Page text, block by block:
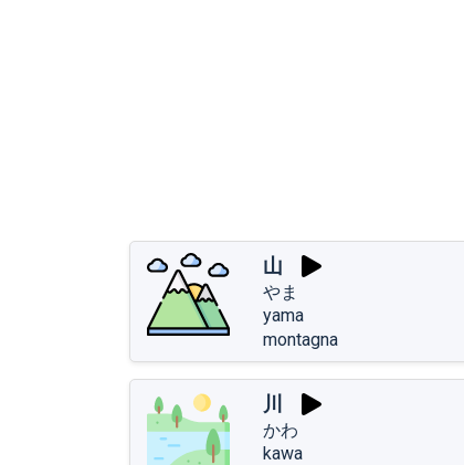
山
やま
yama
montagna
川
かわ
kawa